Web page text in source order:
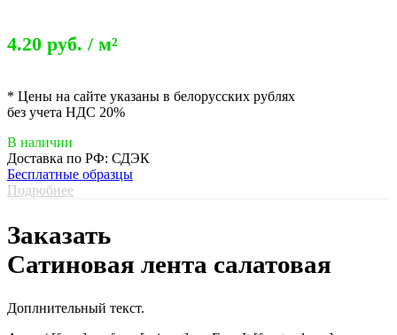
4.20 руб. / м²
* Цены на сайте указаны в белорусских рублях
без учета НДС 20%
В наличии
Доставка по РФ: СДЭК
Бесплатные образцы
Подробнее
Заказать
Сатиновая лента салатовая
Доплнительный текст.